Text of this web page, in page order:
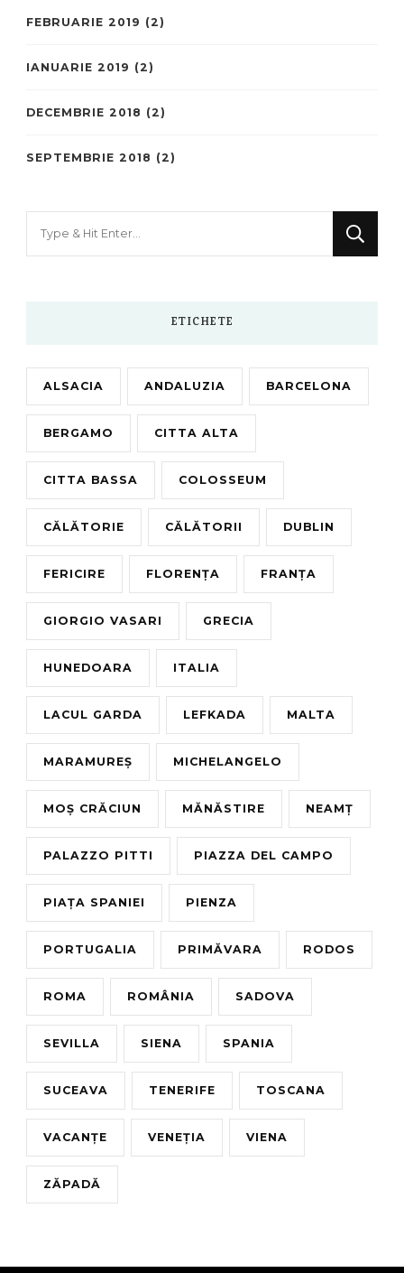
FEBRUARIE 2019 (2)
IANUARIE 2019 (2)
DECEMBRIE 2018 (2)
SEPTEMBRIE 2018 (2)
ETICHETE
ALSACIA ANDALUZIA BARCELONA
BERGAMO CITTA ALTA
CITTA BASSA COLOSSEUM
CĂLĂTORIE CĂLĂTORII DUBLIN
FERICIRE FLORENȚA FRANȚA
GIORGIO VASARI GRECIA
HUNEDOARA ITALIA
LACUL GARDA LEFKADA MALTA
MARAMUREȘ MICHELANGELO
MOȘ CRĂCIUN MĂNĂSTIRE NEAMȚ
PALAZZO PITTI PIAZZA DEL CAMPO
PIAȚA SPANIEI PIENZA
PORTUGALIA PRIMĂVARA RODOS
ROMA ROMÂNIA SADOVA
SEVILLA SIENA SPANIA
SUCEAVA TENERIFE TOSCANA
VACANȚE VENEȚIA VIENA
ZĂPADĂ